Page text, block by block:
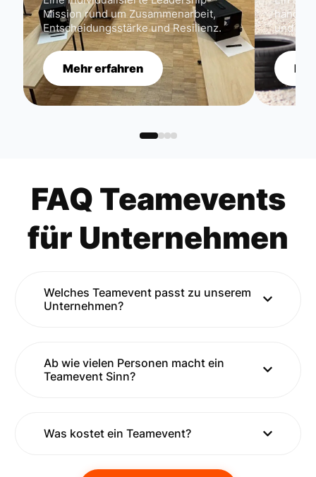
Mission rund um Zusammenarbeit,
Entscheidungsstärke und Resilienz.
Mehr erfahren
und
FAQ Teamevents
für Unternehmen
Welches Teamevent passt zu unserem
Unternehmen?
Ab wie vielen Personen macht ein
Teamevent Sinn?
Was kostet ein Teamevent?